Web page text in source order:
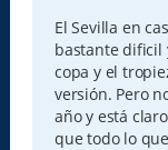
s
a
j
e
El Sevilla en
bastante dificil
copa y el
versión. Pero
año y está
que todo lo